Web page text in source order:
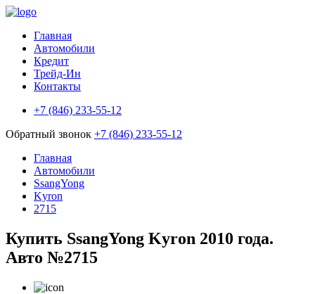
Главная
Автомобили
Кредит
Трейд-Ин
Контакты
+7 (846) 233-55-12
Обратный звонок +7 (846) 233-55-12
Главная
Автомобили
SsangYong
Kyron
2715
Купить SsangYong Kyron 2010 года.
Авто №2715